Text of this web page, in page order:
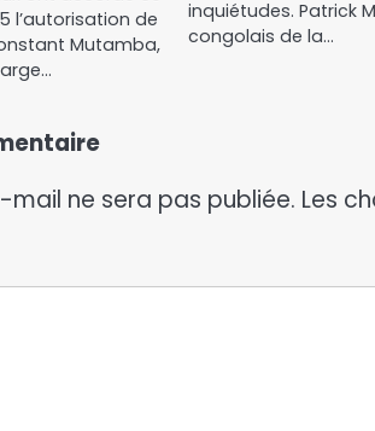
l’autorisation de
Mutamba,
inquiétudes. Patrick
congolais de la…
ne sera pas publiée. Les